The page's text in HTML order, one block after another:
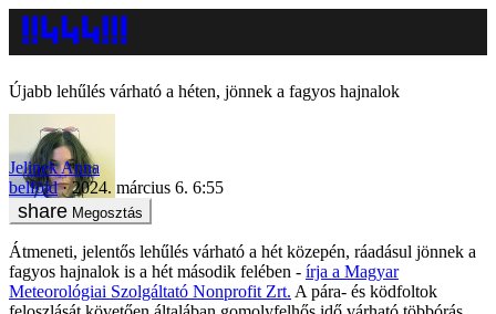
Újabb lehűlés várható a héten, jönnek a fagyos hajnalok
Jelinek Anna
belföld
2024. március 6. 6:55
Megosztás
Átmeneti, jelentős lehűlés várható a hét közepén, ráadásul jönnek a
fagyos hajnalok is a hét második felében - írja a Magyar
Meteorológiai Szolgáltató Nonprofit Zrt. A pára- és ködfoltok